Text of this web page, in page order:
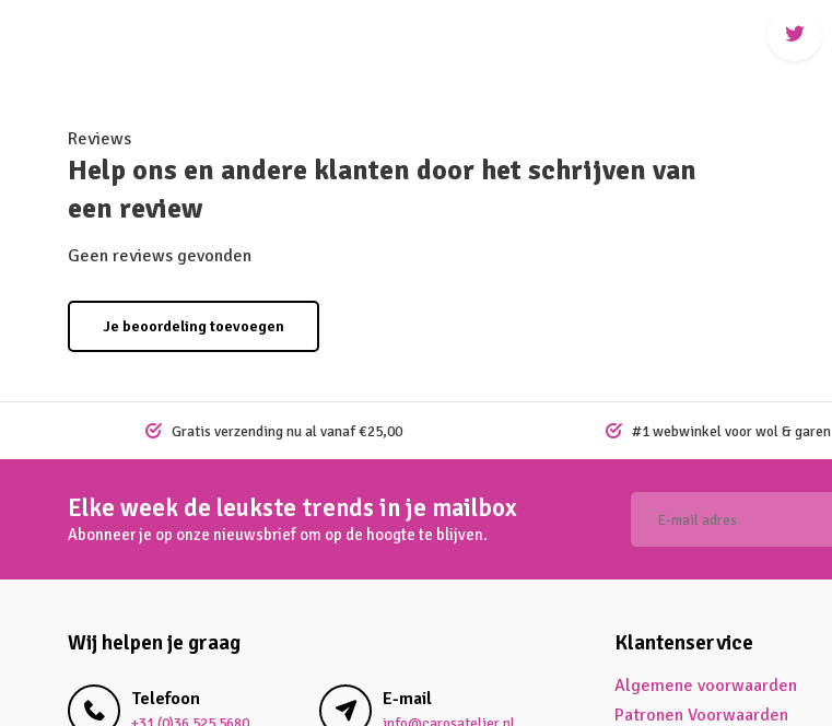
Reviews
Help ons en andere klanten door het schrijven van
een review
Geen reviews gevonden
Je beoordeling toevoegen
Gratis verzending nu al vanaf €25,00 #1 webwinkel voor wol & garen
Elke week de leukste trends in je mailbox
Abonneer je op onze nieuwsbrief om op de hoogte te blijven.
Wij helpen je graag
Telefoon E-mail
Klantenservice
Algemene voorwaarden
Patronen Voorwaarden